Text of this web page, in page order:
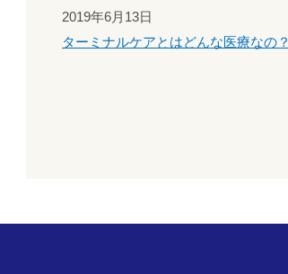
2019年6月13日
ターミナルケアとはどんな医療なの？